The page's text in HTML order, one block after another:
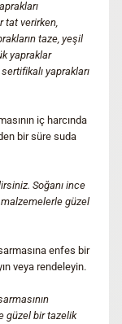
tat verirken,
taze, yeşil
yapraklar
yaprakları
iç harcında
bir süre suda
Soğanı ince
malzemelerle güzel
enfes bir
veya rendeleyin.
güzel bir tazelik